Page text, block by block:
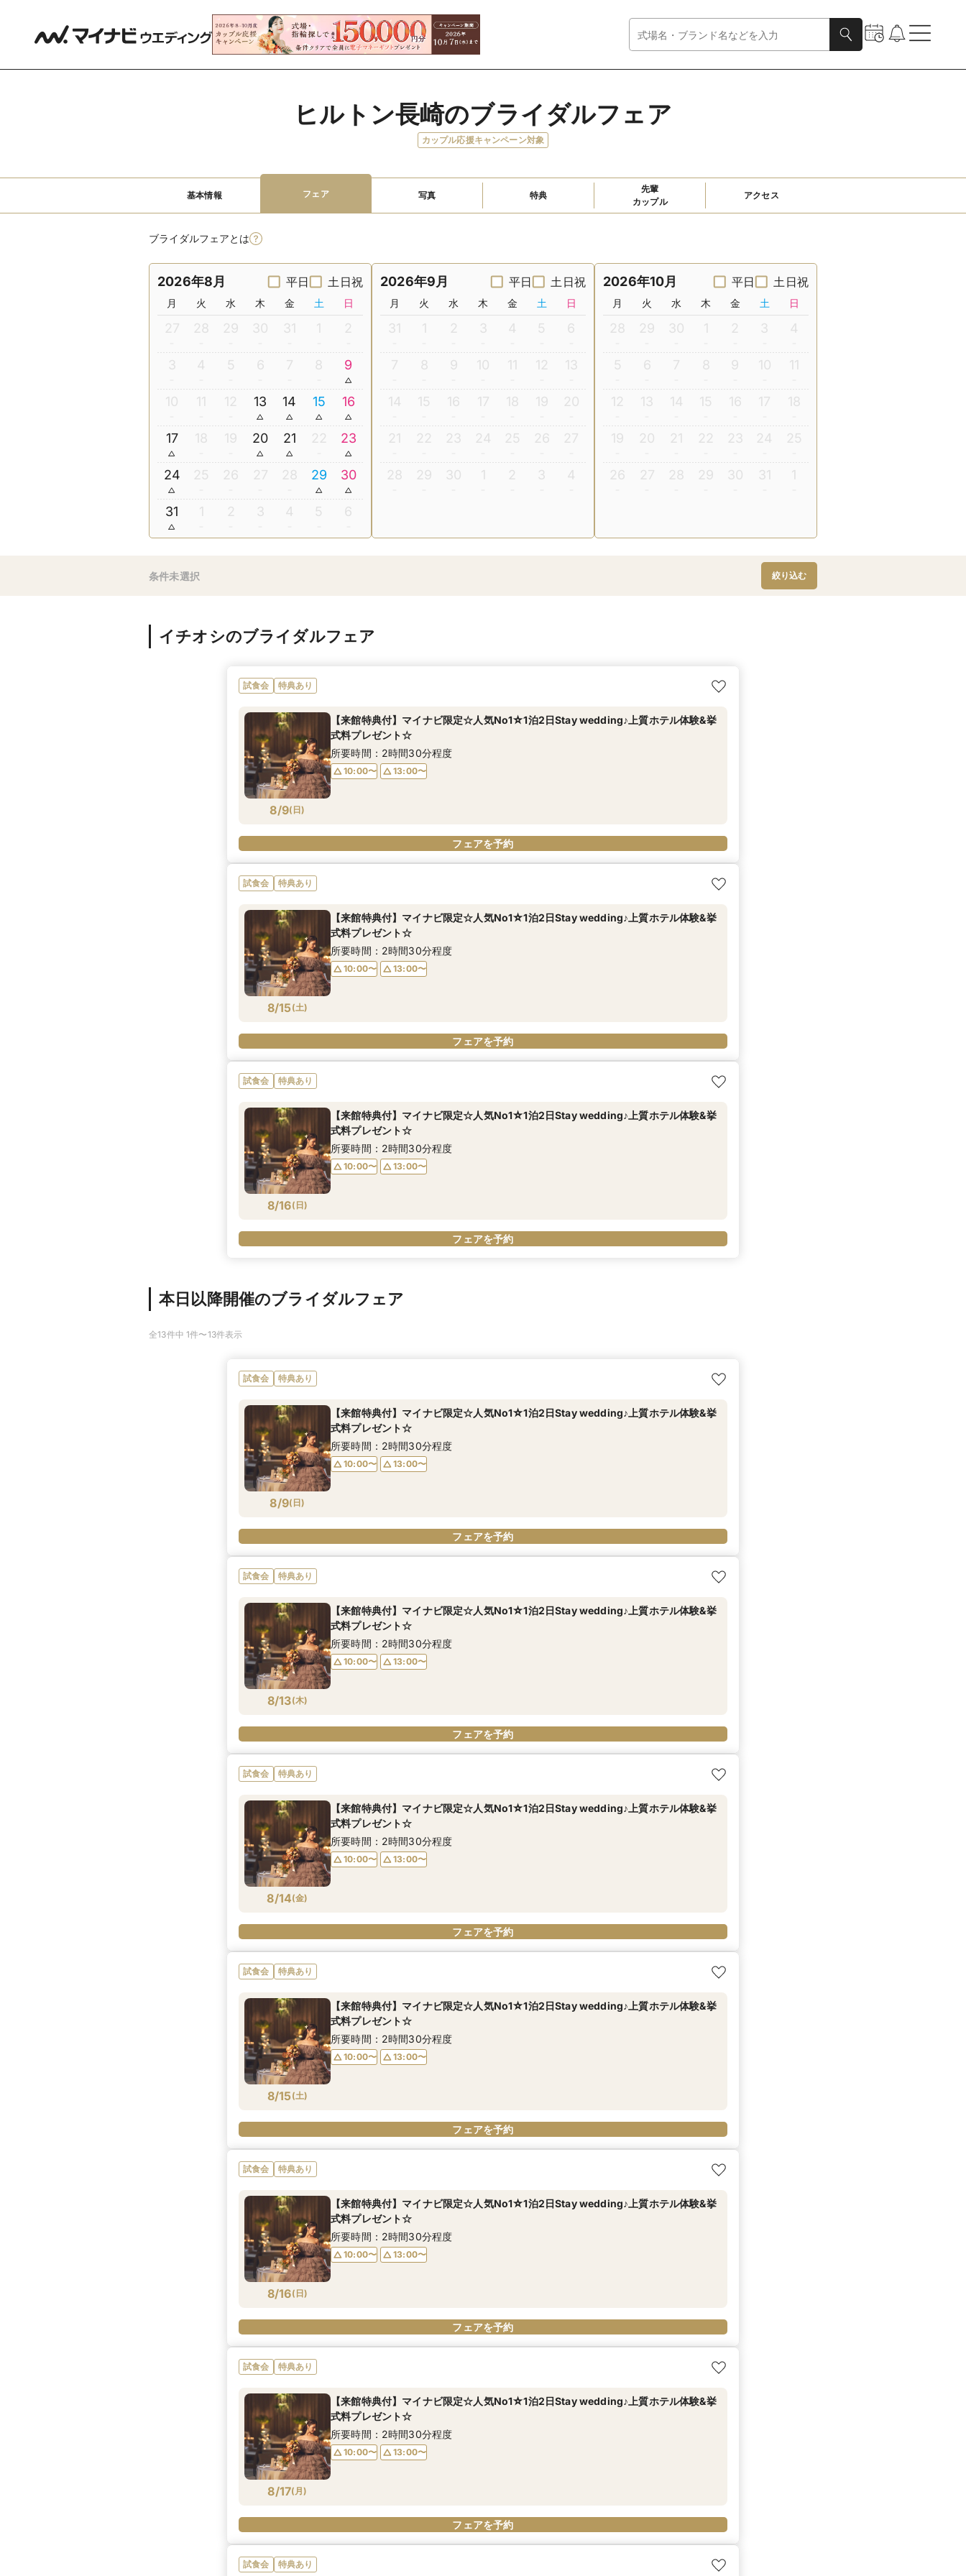
ヒルトン長崎のブライダルフェア
カップル応援キャンペーン対象
基本情報 フェア 写真 特典
先輩
カップル
アクセス
ブライダルフェアとは
2026年8月 平日 土日祝
月 火 水 木 金 土 日
27 28 29 30 31 1 2
3 4 5 6 7 8 9
10 11 12 13 14 15 16
17 18 19 20 21 22 23
24 25 26 27 28 29 30
31 1 2 3 4 5 6
2026年9月 平日 土日祝
月 火 水 木 金 土 日
31 1 2 3 4 5 6
7 8 9 10 11 12 13
14 15 16 17 18 19 20
21 22 23 24 25 26 27
28 29 30 1 2 3 4
2026年10月 平日 土日祝
月 火 水 木 金 土 日
28 29 30 1 2 3 4
5 6 7 8 9 10 11
12 13 14 15 16 17 18
19 20 21 22 23 24 25
26 27 28 29 30 31 1
条件未選択 絞り込む
イチオシのブライダルフェア
試食会 特典あり
8/9( 日)
【来館特典付】マイナビ限定☆人気No1☆1泊2日Stay wedding♪上質ホテル体験&挙
式料プレゼント☆
所要時間：2時間30分程度
10:00〜 13:00〜
フェアを予約
試食会 特典あり
8/15(土)
【来館特典付】マイナビ限定☆人気No1☆1泊2日Stay wedding♪上質ホテル体験&挙
式料プレゼント☆
所要時間：2時間30分程度
10:00〜 13:00〜
フェアを予約
試食会 特典あり
8/16( 日)
【来館特典付】マイナビ限定☆人気No1☆1泊2日Stay wedding♪上質ホテル体験&挙
式料プレゼント☆
所要時間：2時間30分程度
10:00〜 13:00〜
フェアを予約
本日以降開催のブライダルフェア
全13件中 1件〜13件表示
試食会 特典あり
8/9( 日)
【来館特典付】マイナビ限定☆人気No1☆1泊2日Stay wedding♪上質ホテル体験&挙
式料プレゼント☆
所要時間：2時間30分程度
10:00〜 13:00〜
フェアを予約
試食会 特典あり
8/13(木)
【来館特典付】マイナビ限定☆人気No1☆1泊2日Stay wedding♪上質ホテル体験&挙
式料プレゼント☆
所要時間：2時間30分程度
10:00〜 13:00〜
フェアを予約
試食会 特典あり
8/14(金)
【来館特典付】マイナビ限定☆人気No1☆1泊2日Stay wedding♪上質ホテル体験&挙
式料プレゼント☆
所要時間：2時間30分程度
10:00〜 13:00〜
フェアを予約
試食会 特典あり
8/15(土)
【来館特典付】マイナビ限定☆人気No1☆1泊2日Stay wedding♪上質ホテル体験&挙
式料プレゼント☆
所要時間：2時間30分程度
10:00〜 13:00〜
フェアを予約
試食会 特典あり
8/16( 日)
【来館特典付】マイナビ限定☆人気No1☆1泊2日Stay wedding♪上質ホテル体験&挙
式料プレゼント☆
所要時間：2時間30分程度
10:00〜 13:00〜
フェアを予約
試食会 特典あり
8/17( 月)
【来館特典付】マイナビ限定☆人気No1☆1泊2日Stay wedding♪上質ホテル体験&挙
式料プレゼント☆
所要時間：2時間30分程度
10:00〜 13:00〜
フェアを予約
試食会 特典あり